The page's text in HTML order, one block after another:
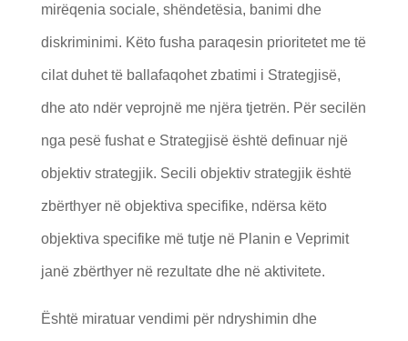
mirëqenia sociale, shëndetësia, banimi dhe
diskriminimi. Këto fusha paraqesin prioritetet me të
cilat duhet të ballafaqohet zbatimi i Strategjisë,
dhe ato ndër veprojnë me njëra tjetrën. Për secilën
nga pesë fushat e Strategjisë është definuar një
objektiv strategjik. Secili objektiv strategjik është
zbërthyer në objektiva specifike, ndërsa këto
objektiva specifike më tutje në Planin e Veprimit
janë zbërthyer në rezultate dhe në aktivitete.
Është miratuar vendimi për ndryshimin dhe